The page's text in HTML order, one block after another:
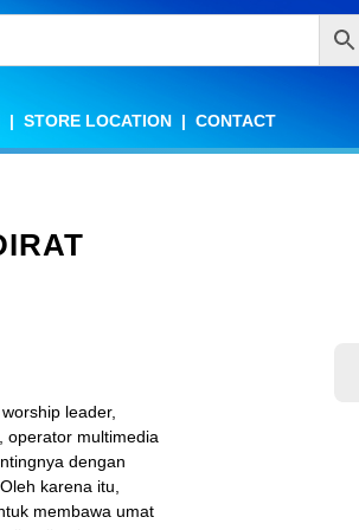
| STORE LOCATION | CONTACT
| STORE LOCATION | CONTACT
leader,
operator multimedia
dengan
karena itu,
membawa umat